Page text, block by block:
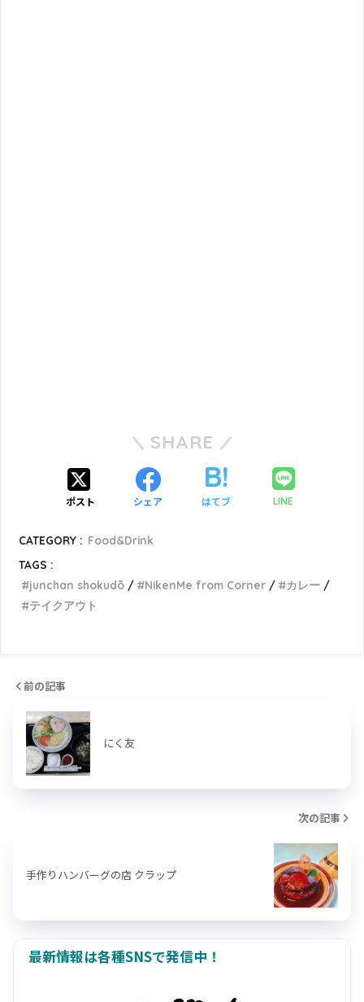
SHARE
ポスト シェア はてブ LINE
CATEGORY : Food&Drink
TAGS :
junchan shokudō
NikenMe from Corner
カレー
テイクアウト
前の記事
にく友
次の記事
手作りハンバーグの店 クラップ
最新情報は各種SNSで発信中！